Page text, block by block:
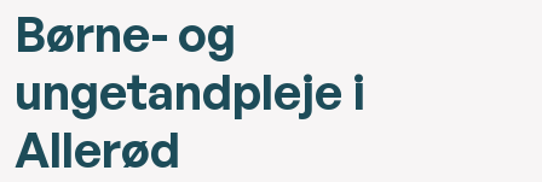
Børne- og
ungetandpleje i
Allerød